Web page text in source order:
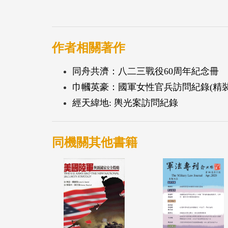
作者相關著作
同舟共濟：八二三戰役60周年紀念冊
巾幗英豪：國軍女性官兵訪問紀錄(精
經天緯地: 輿光案訪問紀錄
同機關其他書籍